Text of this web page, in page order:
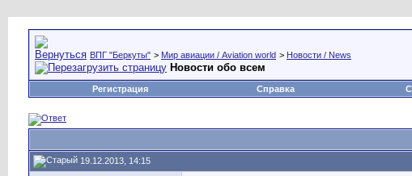
ВПГ "Беркуты" > Мир авиации / Aviation world > Новости / News
Новости обо всем
Регистрация Справка
19.12.2013, 14:15